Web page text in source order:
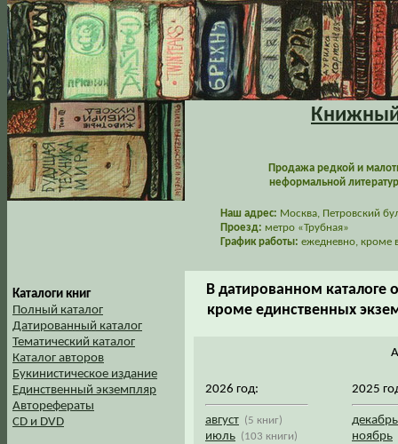
Книжный
Продажа редкой и
неформальной
Наш адрес: Москва, Петровский
Проезд: метро «Трубная»
График работы: ежедневно, кроме
Каталоги книг
Полный каталог
Датированный каталог
Тематический каталог
Каталог авторов
Букинистическое издание
Единственный экземпляр
Авторефераты
CD и DVD
В датированном каталоге
кроме единственных
2026 год:
август (5 книг)
июль (103 книги)
2025
декабрь
ноябрь